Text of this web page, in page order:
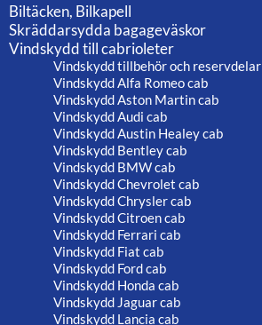
Biltäcken, Bilkapell
Skräddarsydda bagageväskor
Vindskydd till cabrioleter
Vindskydd tillbehör och reservdelar
Vindskydd Alfa Romeo cab
Vindskydd Aston Martin cab
Vindskydd Audi cab
Vindskydd Austin Healey cab
Vindskydd Bentley cab
Vindskydd BMW cab
Vindskydd Chevrolet cab
Vindskydd Chrysler cab
Vindskydd Citroen cab
Vindskydd Ferrari cab
Vindskydd Fiat cab
Vindskydd Ford cab
Vindskydd Honda cab
Vindskydd Jaguar cab
Vindskydd Lancia cab